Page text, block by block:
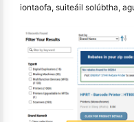
iontaofa, suiteáil solúbtha,